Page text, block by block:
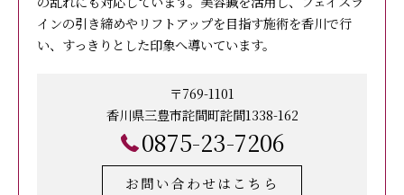
インの引き締めやリフトアップを目指す施術を香川で行
い、すっきりとした印象へ導いています。
〒769-1101
香川県三豊市詫間町詫間1338-162
0875-23-7206
お問い合わせはこちら